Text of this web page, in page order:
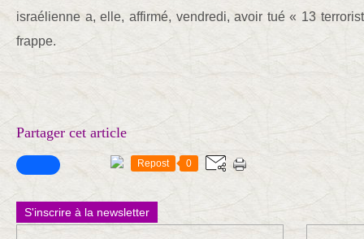
israélienne a, elle, affirmé, vendredi, avoir tué « 13
frappe.
Partager cet article
Repost 0
S'inscrire à la newsletter